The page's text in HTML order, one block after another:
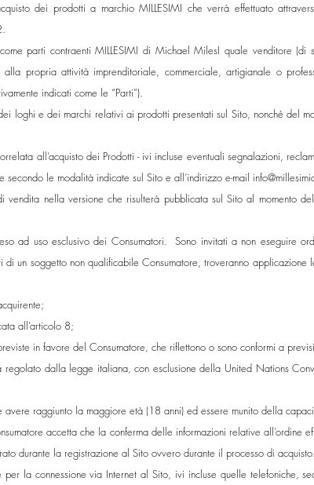
dei prodotti a marchio MILLESIMI che verrà effettuato
parti contraenti MILLESIMI di Michael MilesI quale venditore (di
propria attività imprenditoriale, commerciale, artigianale o
indicati come le “Parti”).
e dei marchi relativi ai prodotti presentati sul Sito, nonché del
all’acquisto dei Prodotti - ivi incluse eventuali segnalazioni,
le modalità indicate sul Sito e all’indirizzo e-mail
nella versione che risulterà pubblicata sul Sito al momento
ad uso esclusivo dei Consumatori. Sono invitati a non eseguire
un soggetto non qualificabile Consumatore, troveranno
all’articolo 8;
in favore del Consumatore, che riflettono o sono conformi a
dalla legge italiana, con esclusione della United Nations
raggiunto la maggiore età (18 anni) ed essere munito della
accetta che la conferma delle informazioni relative all’ordine
durante la registrazione al Sito ovvero durante il processo di acquisto.
la connessione via Internet al Sito, ivi incluse quelle telefoniche,